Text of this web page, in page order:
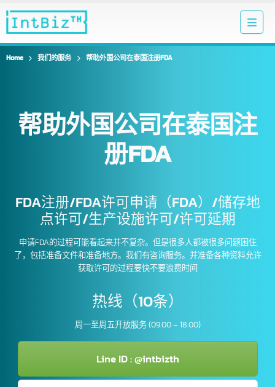
Home 我们的服务 帮助外国公司在泰国注册FDA
帮助外国公司在泰国注
册FDA
FDA注册/FDA许可申请（FDA）/储存地
点许可/生产设施许可/许可延期
申请FDA的过程可能看起来并不复杂。但是很多人都被很多问题困住
了，包括准备文件和准备地方。我们有咨询服务。并准备各种资料允许
热线（10条）
周一至周五开放服务 (09.00 – 18.00)
Line ID : @intbizth